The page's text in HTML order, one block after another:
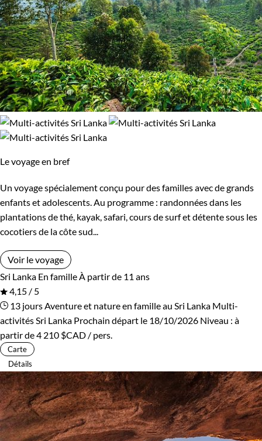
Le voyage en bref
Un voyage spécialement conçu pour des familles avec de grands
enfants et adolescents. Au programme : randonnées dans les
plantations de thé, kayak, safari, cours de surf et détente sous les
cocotiers de la côte sud...
Voir le voyage
Sri Lanka En famille À partir de 11 ans
4,15 / 5
13 jours Aventure et nature en famille au Sri Lanka Multi-
activités Sri Lanka Prochain départ le 18/10/2026 Niveau : à
partir de4 210 $CAD / pers.
Carte
Détails